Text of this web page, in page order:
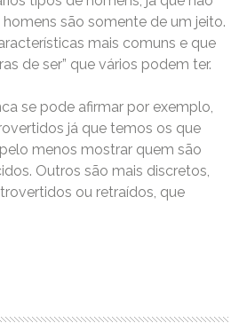
são somente de um jeito.
mais comuns e que
de ser” que vários podem ter.
se pode afirmar por exemplo,
já que temos os que
menos mostrar quem são
Outros são mais discretos,
ou retraídos, que